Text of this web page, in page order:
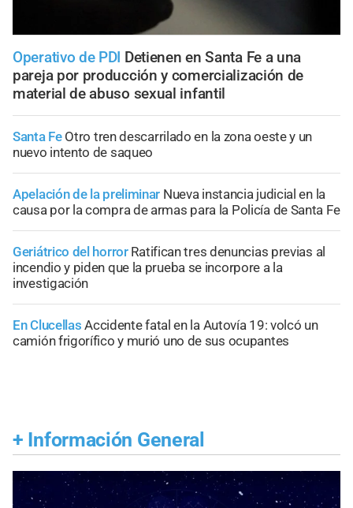
Operativo de PDI Detienen en Santa Fe a una
pareja por producción y comercialización de
material de abuso sexual infantil
Santa Fe Otro tren descarrilado en la zona oeste y un
nuevo intento de saqueo
Apelación de la preliminar Nueva instancia judicial en la
causa por la compra de armas para la Policía de Santa Fe
Geriátrico del horror Ratifican tres denuncias previas al
incendio y piden que la prueba se incorpore a la
investigación
En Clucellas Accidente fatal en la Autovía 19: volcó un
camión frigorífico y murió uno de sus ocupantes
+ Información General